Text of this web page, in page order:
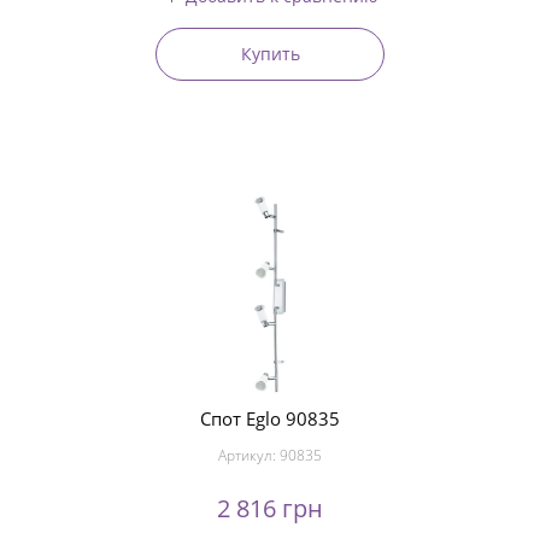
Купить
Спот Eglo 90835
Артикул: 90835
2 816 грн